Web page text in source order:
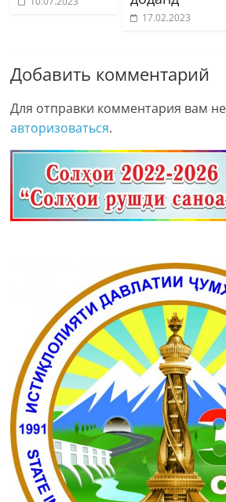
17.02.2023
Добавить комментарий
Для отправки комментария вам
авторизоваться.